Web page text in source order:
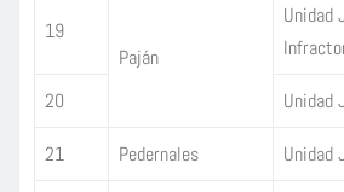
19
Paján
Unidad
20 Unidad
21 Pedernales Unidad